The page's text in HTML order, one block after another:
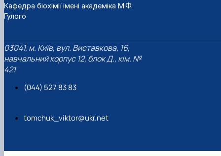
Кафедра біохімії імені академіка М.Ф.
Гулого
03041, м. Київ, вул. Виставкова, 16,
навчальний корпус 12, блок Д., кім. №
421
(044) 527 83 83
tomchuk_viktor@ukr.net